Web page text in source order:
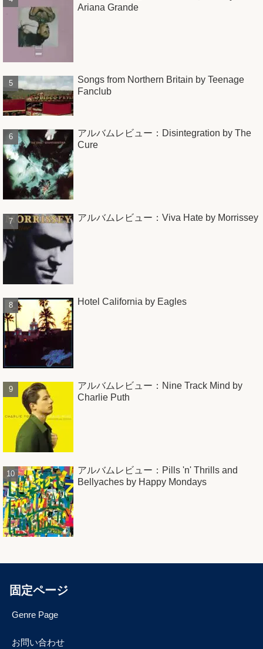
Ariana Grande
Songs from Northern Britain by Teenage
Fanclub
アルバムレビュー：Disintegration by The
Cure
アルバムレビュー：Viva Hate by Morrissey
Hotel California by Eagles
アルバムレビュー：Nine Track Mind by
Charlie Puth
アルバムレビュー：Pills 'n' Thrills and
Bellyaches by Happy Mondays
固定ページ
Genre Page
お問い合わせ